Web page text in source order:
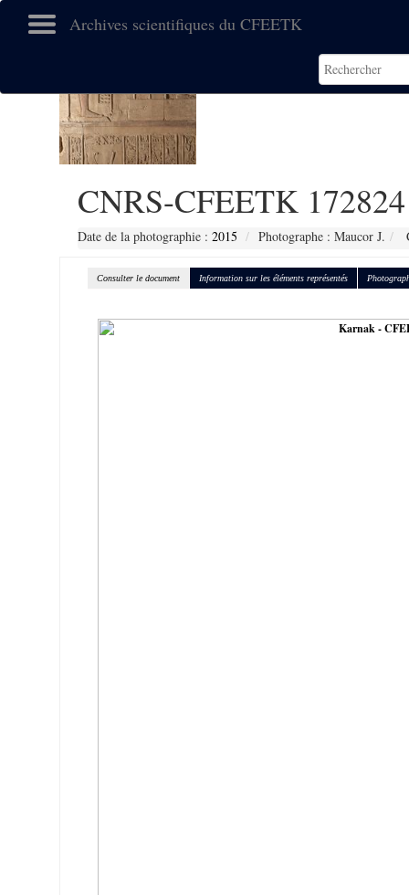
Archives scientifiques du CFEETK
CNRS-CFEETK 172824
Date de la photographie : 2015 Photographe : Maucor J.
Consulter le document Information sur les éléments représentés